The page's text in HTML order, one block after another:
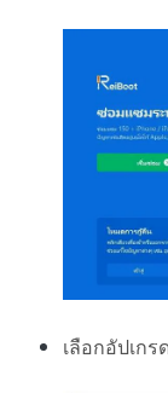
เลือกอัปเก